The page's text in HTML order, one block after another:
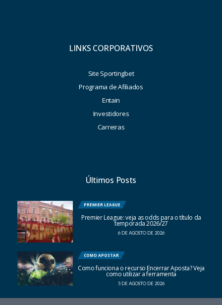
LINKS CORPORATIVOS
Site Sportingbet
Programa de Afiliados
Entain
Investidores
Carreiras
Últimos Posts
PREMIER LEAGUE
Premier League: veja as odds para o título da
temporada 2026/27
6 DE AGOSTO DE 2026
COMO APOSTAR
Como funciona o recurso Encerrar Aposta? Veja
como utilizar a ferramenta
5 DE AGOSTO DE 2026